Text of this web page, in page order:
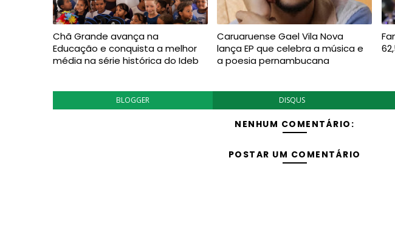
Chã Grande avança na
Educação e conquista a melhor
média na série histórica do Ideb
Caruaruense Gael Vila Nova
lança EP que celebra a música e
a poesia pernambucana
BLOGGER DISQUS
NENHUM COMENTÁRIO:
POSTAR UM COMENTÁRIO